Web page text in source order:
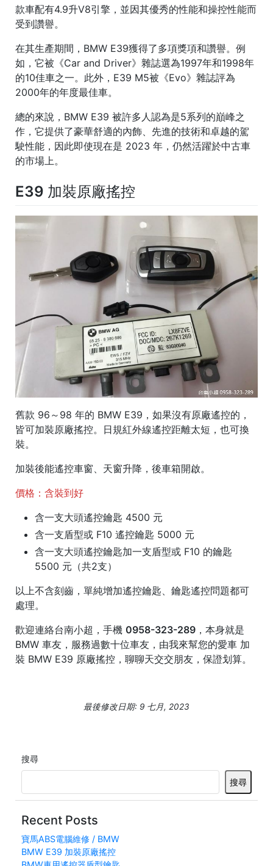
款車配有4.9升V8引擎，並因其優秀的性能和操控性能而
受到讚譽。
在其生產期間，BMW E39獲得了多項獎項和讚譽。例
如，它被《Car and Driver》雜誌選為1997年和1998年
的10佳車之一。此外，E39 M5被《Evo》雜誌評為
2000年的年度最佳車。
總的來說，BMW E39 被許多人認為是5系列的巔峰之
作，它提供了豪華舒適的內飾、先進的技術和卓越的駕
駛性能，因此即使現在是 2023 年，仍然活躍於中古車
的市場上。
E39 加裝原廠搖控
舊款 96～98 年的 BMW E39，如果沒有原廠遙控的，
皆可加裝原廠搖控。日規紅外線遙控距離太短，也可換
裝。
加裝後能遙控車窗、天窗升降，後車箱開啟。
價格：含裝到好
含一支大頭遙控鑰匙 4500 元
含一支盾型或 F10 遙控鑰匙 5000 元
含一支大頭遙控鑰匙加一支盾型或 F10 的鑰匙
5500 元（共2支）
以上不含刻齒，單純增加遙控鑰匙、鑰匙遙控問題都可
處理。
歡迎連絡台南小超 ，手機 0958-323-289 ，本身就是
BMW 車友，服務過數十位車友，由我來幫您的愛車 加
裝 BMW E39 原廠搖控，聊聊天交交朋友，保證划算。
最後修改日期: 9 七月, 2023
搜尋
搜尋
Recent Posts
寶馬ABS電腦維修 / BMW
BMW E39 加裝原廠搖控